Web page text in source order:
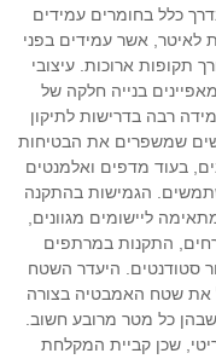
כלל בחומרים עמידים
לאיטר, אשר עמידים בפני
תקופות ארוכות. עיצובי
בנייה חלקה של
רבה בדרישות לתיקון
שמשפרים את הבטיחות
בעוד מדפים ואלמנטים
הגמישות בהתקנה
ליישומים מגוונים,
התקנות במרתפים
סטודנטים. היעדר השטח
את שטח האמבטיה בצורה
כל מטר מרובע חשוב.
שכן קביית המקלחת